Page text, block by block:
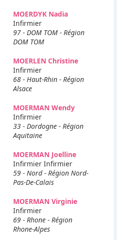
MOERDYK Nadia
Infirmier
97 - DOM TOM - Région
DOM TOM
MOERLEN Christine
Infirmier
68 - Haut-Rhin - Région
Alsace
MOERMAN Wendy
Infirmier
33 - Dordogne - Région
Aquitaine
MOERMAN Joelline
Infirmier Infirmier
59 - Nord - Région Nord-
Pas-De-Calais
MOERMAN Virginie
Infirmier
69 - Rhone - Région
Rhone-Alpes